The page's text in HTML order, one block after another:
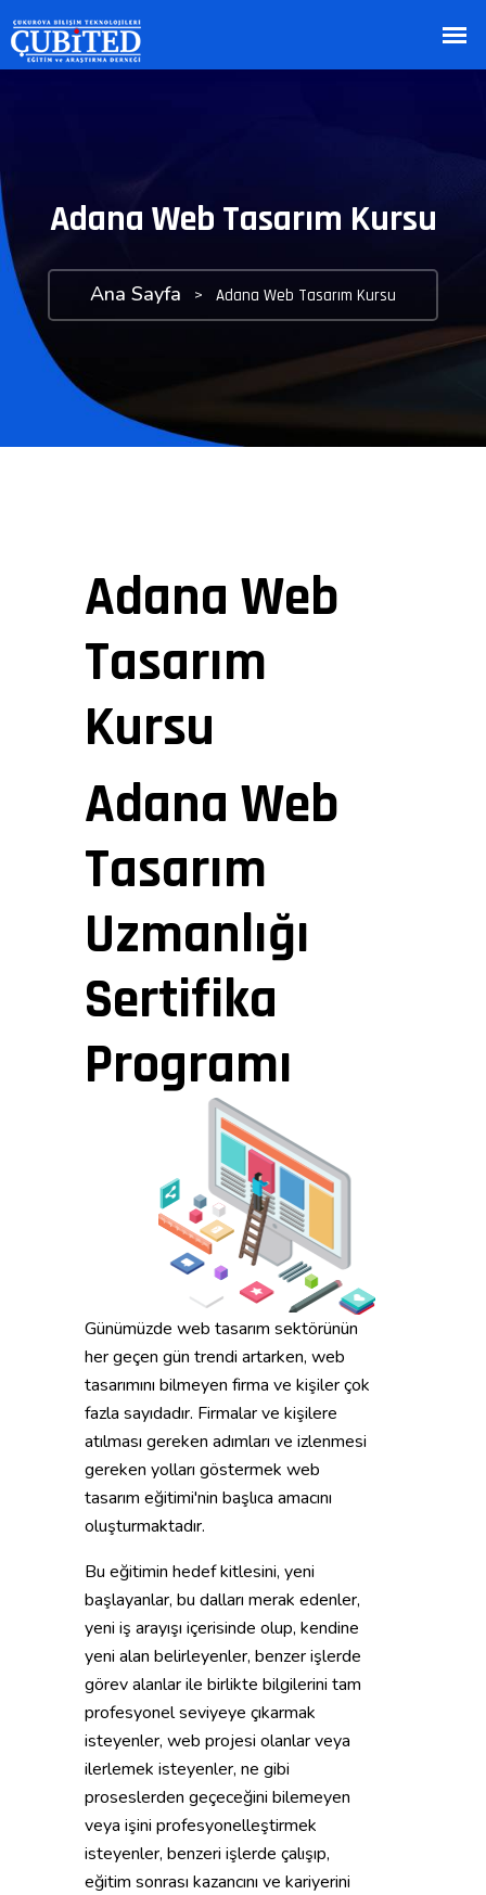
Adana Web Tasarım Kursu
Ana Sayfa > Adana Web Tasarım Kursu
Adana Web
Tasarım
Kursu
Adana Web
Tasarım
Uzmanlığı
Sertifika
Programı
Günümüzde web tasarım sektörünün
her geçen gün trendi artarken, web
tasarımını bilmeyen firma ve kişiler çok
fazla sayıdadır. Firmalar ve kişilere
atılması gereken adımları ve izlenmesi
gereken yolları göstermek web
tasarım eğitimi'nin başlıca amacını
oluşturmaktadır.
Bu eğitimin hedef kitlesini, yeni
başlayanlar, bu dalları merak edenler,
yeni iş arayışı içerisinde olup, kendine
yeni alan belirleyenler, benzer işlerde
görev alanlar ile birlikte bilgilerini tam
profesyonel seviyeye çıkarmak
isteyenler, web projesi olanlar veya
ilerlemek isteyenler, ne gibi
proseslerden geçeceğini bilemeyen
veya işini profesyonelleştirmek
isteyenler, benzeri işlerde çalışıp,
eğitim sonrası kazancını ve kariyerini